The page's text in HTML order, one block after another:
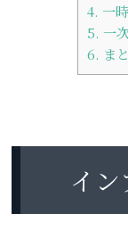
4. 一
5. 一
6. ま
イ